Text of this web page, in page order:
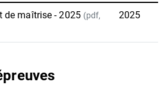
de maîtrise - 2025 (pdf,
2025